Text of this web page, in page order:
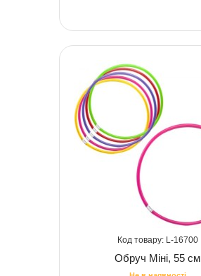
16700
Обруч Міні, 55 см